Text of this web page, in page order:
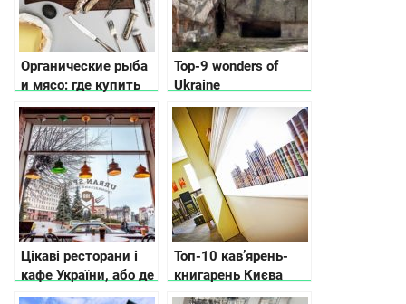
Органические рыба
и мясо: где купить
эко продукцию
украинского
производства
Top-9 wonders of
Ukraine
Цікаві ресторани і
кафе України, або де
підзарядитися
Топ-10 кав’ярень-
книгарень Києва